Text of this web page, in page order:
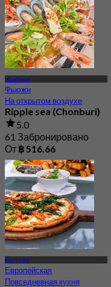
Чонбури
Фьюжн
На открытом воздухе
Ripple sea (Chonburi)
5.0
61 Забронировано
От ฿ 516.66
Паттайя
Европейская
Повседневная кухня